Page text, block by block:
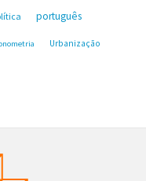
português
Urbanização